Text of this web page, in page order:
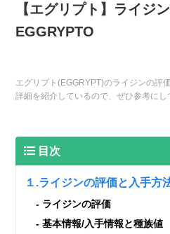
【エグリプト】ライジ
EGGRYPTO
エグリプト(EGGRYPT)のライジンの評
詳細を紹介しているので、ぜひ参考にし
目次
１.ライジンの評価と入手方
ライジンの評価
基本情報/入手情報と種族値